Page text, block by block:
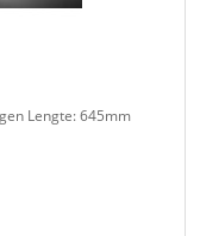
Lengte: 645mm